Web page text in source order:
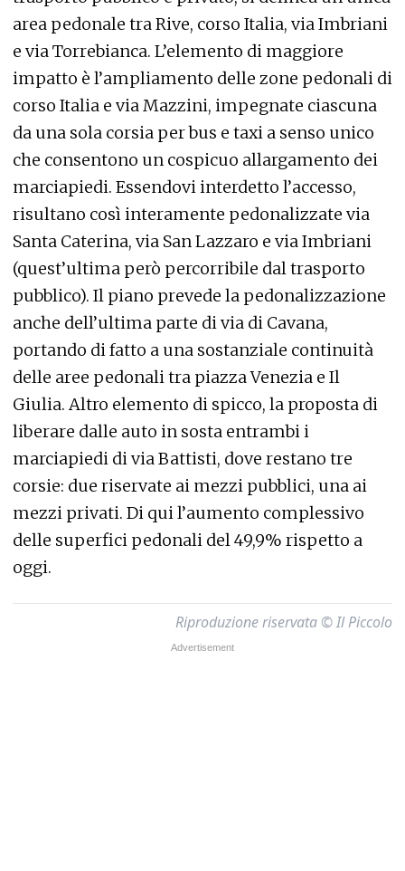
area pedonale tra Rive, corso Italia, via Imbriani
e via Torrebianca. L’elemento di maggiore
impatto è l’ampliamento delle zone pedonali di
corso Italia e via Mazzini, impegnate ciascuna
da una sola corsia per bus e taxi a senso unico
che consentono un cospicuo allargamento dei
marciapiedi. Essendovi interdetto l’accesso,
risultano così interamente pedonalizzate via
Santa Caterina, via San Lazzaro e via Imbriani
(quest’ultima però percorribile dal trasporto
pubblico). Il piano prevede la pedonalizzazione
anche dell’ultima parte di via di Cavana,
portando di fatto a una sostanziale continuità
delle aree pedonali tra piazza Venezia e Il
Giulia. Altro elemento di spicco, la proposta di
liberare dalle auto in sosta entrambi i
marciapiedi di via Battisti, dove restano tre
corsie: due riservate ai mezzi pubblici, una ai
mezzi privati. Di qui l’aumento complessivo
delle superfici pedonali del 49,9% rispetto a
oggi.
Riproduzione riservata © Il Piccolo